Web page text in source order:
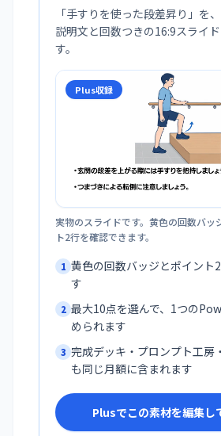
「手すりを使った段差昇り 」を、
説明文と回数つきの16:9スライ
す。
Plus収録
実物のスライドです。黄色の回数バッ
ト2行を確認できます。
1 黄色の回数バッジとポイント
す
2 最大10点を選んで、1つの
められます
3 完成デッキ・プロンプト工房
も同じ月額に含まれます
Plusでこの素材を編集し